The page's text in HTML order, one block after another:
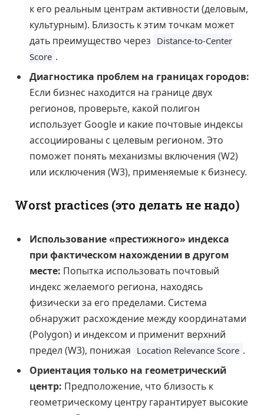
к его реальным центрам активности (деловым,
культурным). Близость к этим точкам может
дать преимущество через Distance-to-Center
Score .
Диагностика проблем на границах городов:
Если бизнес находится на границе двух
регионов, проверьте, какой полигон
использует Google и какие почтовые индексы
ассоциированы с целевым регионом. Это
поможет понять механизмы включения (W2)
или исключения (W3), применяемые к бизнесу.
Worst practices (это делать не надо)
Использование «престижного» индекса
при фактическом нахождении в другом
месте: Попытка использовать почтовый
индекс желаемого региона, находясь
физически за его пределами. Система
обнаружит расхождение между координатами
(Polygon) и индексом и применит верхний
предел (W3), понижая Location Relevance Score .
Ориентация только на геометрический
центр: Предположение, что близость к
геометрическому центру гарантирует высокие